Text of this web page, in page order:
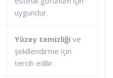
uygundur.
Yüzey temizliği ve
şekillendirme için
tercih edilir.